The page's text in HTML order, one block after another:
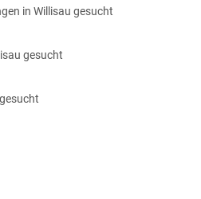
in Willisau gesucht
gesucht